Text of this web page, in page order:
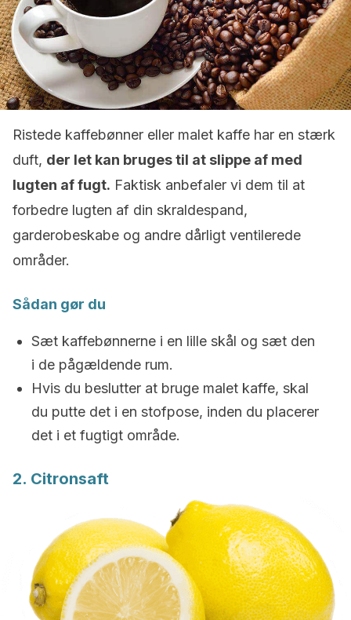
Ristede kaffebønner eller malet kaffe har en stærk
duft, der let kan bruges til at slippe af med
lugten af fugt. Faktisk anbefaler vi dem til at
forbedre lugten af ​​din skraldespand,
garderobeskabe og andre dårligt ventilerede
områder.
Sådan gør du
Sæt kaffebønnerne i en lille skål og sæt den
i de pågældende rum.
Hvis du beslutter at bruge malet kaffe, skal
du putte det i en stofpose, inden du placerer
det i et fugtigt område.
2. Citronsaft